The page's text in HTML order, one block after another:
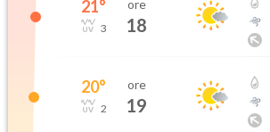
21°
3
ore
18
20°
2
ore
19